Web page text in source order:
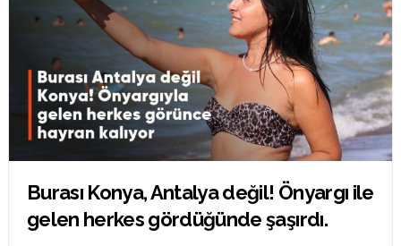
Burası Konya, Antalya değil! Önyargı ile
gelen herkes gördüğünde şaşırdı.